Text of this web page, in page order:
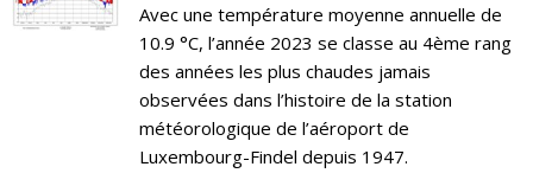
Avec une température moyenne annuelle de
10.9 °C, l’année 2023 se classe au 4ème rang
des années les plus chaudes jamais
observées dans l’histoire de la station
météorologique de l’aéroport de
Luxembourg-Findel depuis 1947.